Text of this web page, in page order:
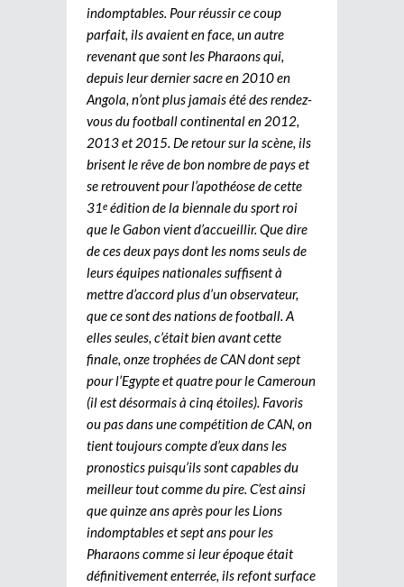
indomptables. Pour réussir ce coup
parfait, ils avaient en face, un autre
revenant que sont les Pharaons qui,
depuis leur dernier sacre en 2010 en
Angola, n’ont plus jamais été des rendez-
vous du football continental en 2012,
2013 et 2015. De retour sur la scène, ils
brisent le rêve de bon nombre de pays et
se retrouvent pour l’apothéose de cette
31e édition de la biennale du sport roi
que le Gabon vient d’accueillir. Que dire
de ces deux pays dont les noms seuls de
leurs équipes nationales suffisent à
mettre d’accord plus d’un observateur,
que ce sont des nations de football. A
elles seules, c’était bien avant cette
finale, onze trophées de CAN dont sept
pour l’Egypte et quatre pour le Cameroun
(il est désormais à cinq étoiles). Favoris
ou pas dans une compétition de CAN, on
tient toujours compte d’eux dans les
pronostics puisqu’ils sont capables du
meilleur tout comme du pire. C’est ainsi
que quinze ans après pour les Lions
indomptables et sept ans pour les
Pharaons comme si leur époque était
définitivement enterrée, ils refont surface